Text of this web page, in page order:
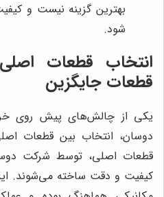
بهترین گزینه نیست و
شود.
انتخاب قطعات
قطعات جایگزین
یکی از چالش‌های پیش روی
دوسان، انتخاب بین قطعات
قطعات اصلی، توسط شرکت
کیفیت و دقت ساخته می‌شوند.